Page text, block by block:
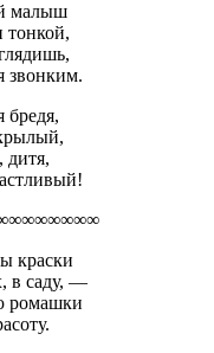
малыш
звонким.
бредя,
дитя,
краски
в саду, —
ромашки